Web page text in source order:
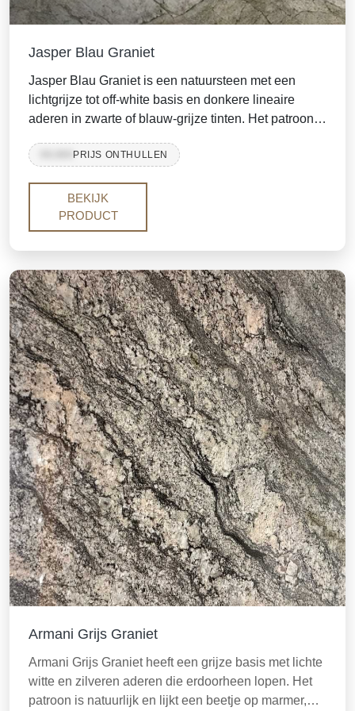
Jasper Blau Graniet
Jasper Blau Graniet is een natuursteen met een
lichtgrijze tot off-white basis en donkere lineaire
aderen in zwarte of blauw-grijze tinten. Het patroon
graniet wordt gesneden in platen of tegels en is
geschuurd of lederen.
PRIJS ONTHULLEN
BEKIJK
PRODUCT
Armani Grijs Graniet
Armani Grijs Graniet heeft een grijze basis met lichte
witte en zilveren aderen die erdoorheen lopen. Het
patroon is natuurlijk en lijkt een beetje op marmer,